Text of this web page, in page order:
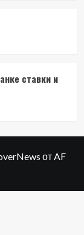
ставки и
от AF